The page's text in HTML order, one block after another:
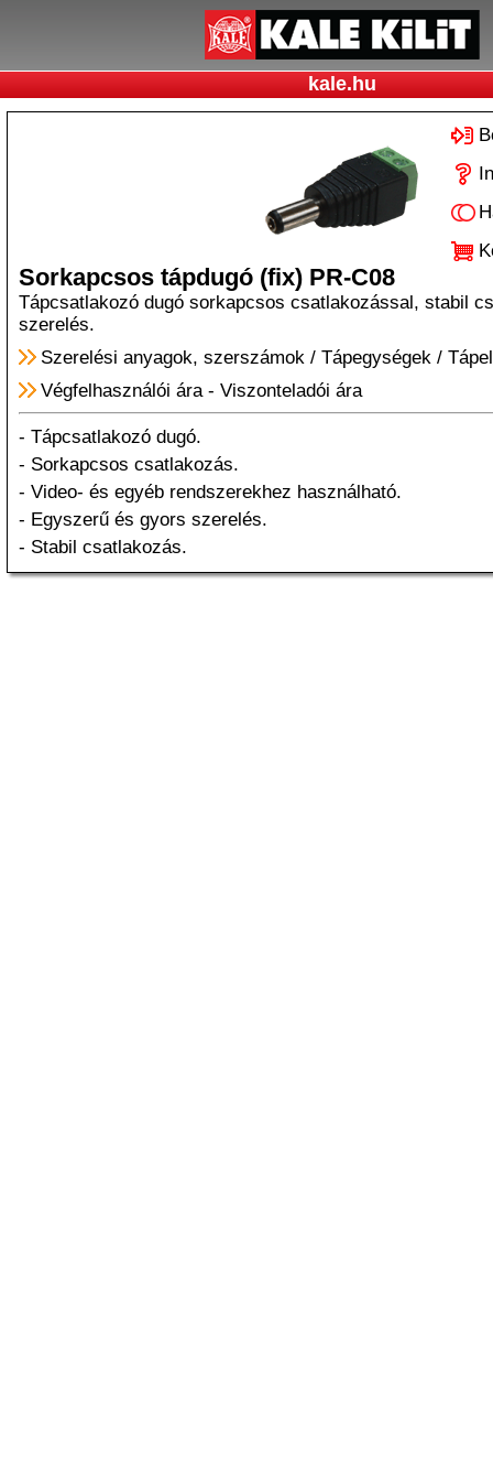
kale.hu
Sorkapcsos tápdugó (fix) PR-C08
Tápcsatlakozó dugó sorkapcsos csatlakozással, stabil
szerelés.
Szerelési anyagok, szerszámok/ Tápegységek/
Végfelhasználói ára- Viszonteladói ára
- Tápcsatlakozó dugó.
- Sorkapcsos csatlakozás.
- Video- és egyéb rendszerekhez használható.
- Egyszerű és gyors szerelés.
- Stabil csatlakozás.